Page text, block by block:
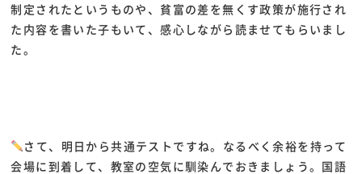
制定されたというものや、貧富の差を無くす政策が施行され
た内容を書いた子もいて、感心しながら読ませてもらいまし
た。
さて、明日から共通テストですね。なるべく余裕を持って
会場に到着して、教室の空気に馴染んでおきましょう。国語